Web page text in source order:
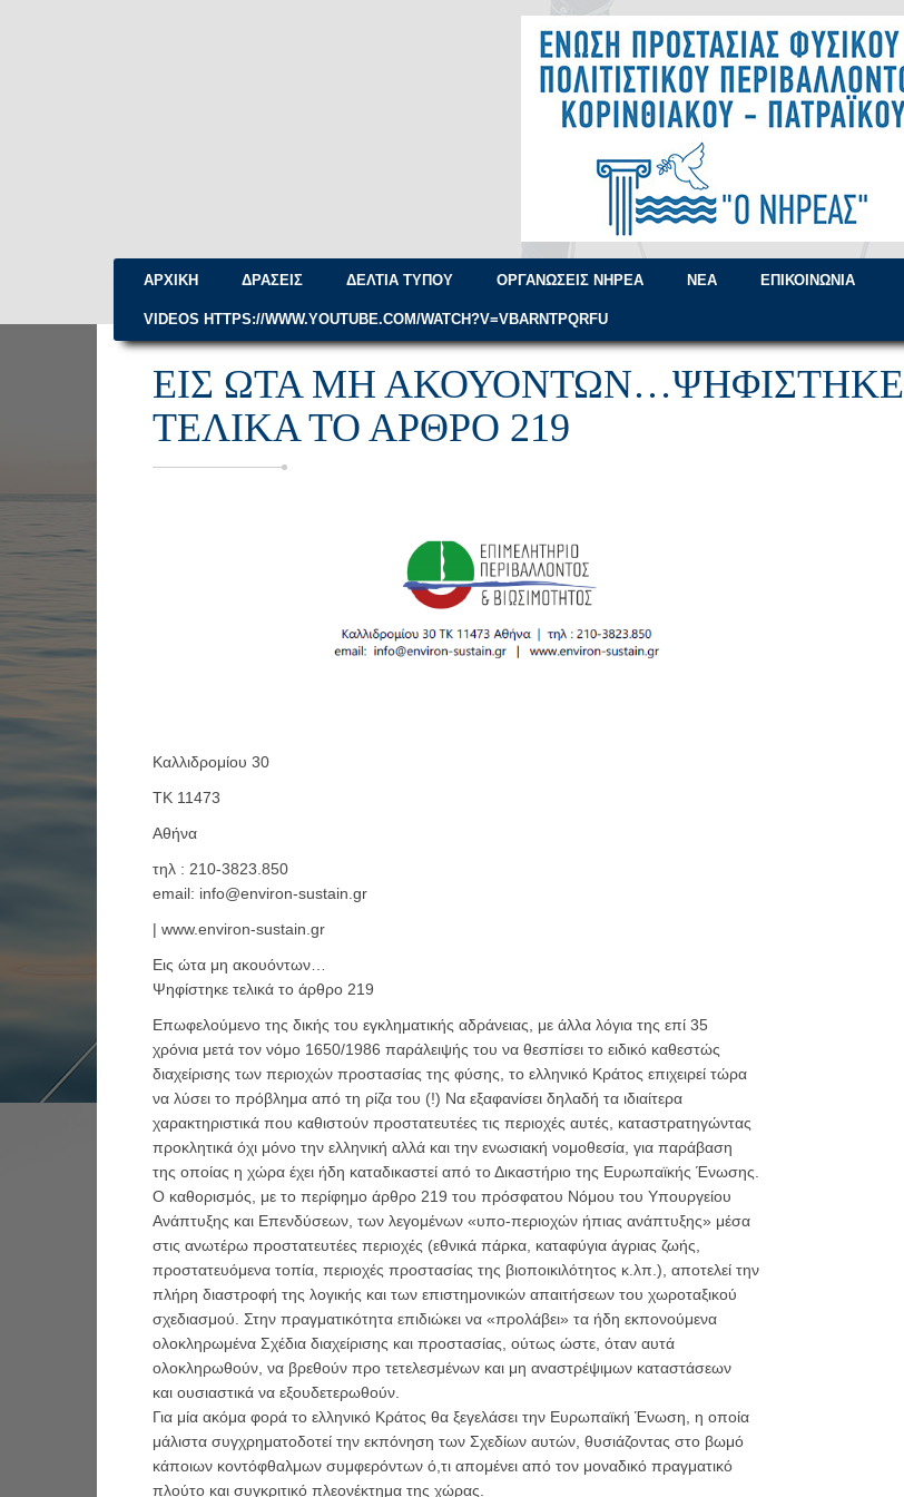
ΑΡΧΙΚΉ ΔΡΆΣΕΙΣ ΔΕΛΤΊΑ ΤΎΠΟΥ ΟΡΓΑΝΏΣΕΙΣ ΝΗΡΈΑ ΝΈΑ ΕΠΙΚΟΙΝΩΝΊΑ
VIDEOS HTTPS://WWW.YOUTUBE.COM/WATCH?V=VBARNTPQRFU
ΕΙΣ ΏΤΑ ΜΗ ΑΚΟΥΌΝΤΩΝ…ΨΗΦΊΣΤΗΚΕ
ΤΕΛΙΚΆ ΤΟ ΆΡΘΡΟ 219
Καλλιδρομίου 30
ΤΚ 11473
Αθήνα
τηλ : 210-3823.850
email: info@environ-sustain.gr
| www.environ-sustain.gr
Εις ώτα μη ακουόντων…
Ψηφίστηκε τελικά το άρθρο 219
Επωφελούμενο της δικής του εγκληματικής αδράνειας, με άλλα λόγια της επί 35
χρόνια μετά τον νόμο 1650/1986 παράλειψής του να θεσπίσει το ειδικό καθεστώς
διαχείρισης των περιοχών προστασίας της φύσης, το ελληνικό Κράτος επιχειρεί τώρα
να λύσει το πρόβλημα από τη ρίζα του (!) Να εξαφανίσει δηλαδή τα ιδιαίτερα
χαρακτηριστικά που καθιστούν προστατευτέες τις περιοχές αυτές, καταστρατηγώντας
προκλητικά όχι μόνο την ελληνική αλλά και την ενωσιακή νομοθεσία, για παράβαση
της οποίας η χώρα έχει ήδη καταδικαστεί από το Δικαστήριο της Ευρωπαϊκής Ένωσης.
Ο καθορισμός, με το περίφημο άρθρο 219 του πρόσφατου Νόμου του Υπουργείου
Ανάπτυξης και Επενδύσεων, των λεγομένων «υπο-περιοχών ήπιας ανάπτυξης» μέσα
στις ανωτέρω προστατευτέες περιοχές (εθνικά πάρκα, καταφύγια άγριας ζωής,
προστατευόμενα τοπία, περιοχές προστασίας της βιοποικιλότητος κ.λπ.), αποτελεί την
πλήρη διαστροφή της λογικής και των επιστημονικών απαιτήσεων του χωροταξικού
σχεδιασμού. Στην πραγματικότητα επιδιώκει να «προλάβει» τα ήδη εκπονούμενα
ολοκληρωμένα Σχέδια διαχείρισης και προστασίας, ούτως ώστε, όταν αυτά
ολοκληρωθούν, να βρεθούν προ τετελεσμένων και μη αναστρέψιμων καταστάσεων
και ουσιαστικά να εξουδετερωθούν.
Για μία ακόμα φορά το ελληνικό Κράτος θα ξεγελάσει την Ευρωπαϊκή Ένωση, η οποία
μάλιστα συγχρηματοδοτεί την εκπόνηση των Σχεδίων αυτών, θυσιάζοντας στο βωμό
κάποιων κοντόφθαλμων συμφερόντων ό,τι απομένει από τον μοναδικό πραγματικό
πλούτο και συγκριτικό πλεονέκτημα της χώρας.